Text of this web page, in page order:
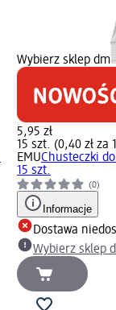
Wybierz sklep dm
5,95 zł
15 szt. (0,40 zł za
EMUChusteczki
15 szt.
(0)
Informacje
Dostawa
Wybierz sklep